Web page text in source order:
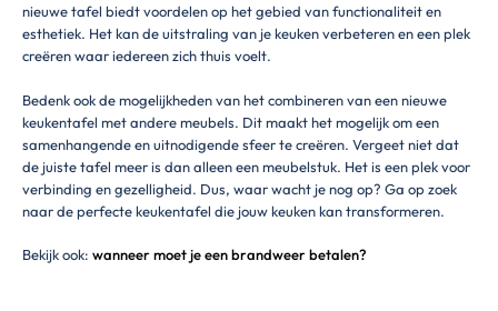
nieuwe tafel biedt voordelen op het gebied van functionaliteit en
esthetiek. Het kan de uitstraling van je keuken verbeteren en een plek
creëren waar iedereen zich thuis voelt.
Bedenk ook de mogelijkheden van het combineren van een nieuwe
keukentafel met andere meubels. Dit maakt het mogelijk om een
samenhangende en uitnodigende sfeer te creëren. Vergeet niet dat
de juiste tafel meer is dan alleen een meubelstuk. Het is een plek voor
verbinding en gezelligheid. Dus, waar wacht je nog op? Ga op zoek
naar de perfecte keukentafel die jouw keuken kan transformeren.
Bekijk ook: wanneer moet je een brandweer betalen?